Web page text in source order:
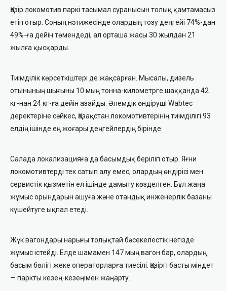
Қазір локомотив паркі тасымал сұранысын толық қамтамасыз
етіп отыр. Соның нәтижесінде олардың тозу деңгейі 74%-дан
49%-ға дейін төмендеді, ал орташа жасы 30 жылдан 21
жылға қысқарды.
Тиімділік көрсеткіштері де жақсарған. Мысалы, дизель
отынының шығыны 10 мың тонна-километрге шаққанда 42
кг-нан 24 кг-ға дейін азайды. Әлемдік өндіруші Wabtec
деректеріне сәйкес, Қазақстан локомотивтерінің тиімділігі 93
елдің ішінде ең жоғары деңгейлердің бірінде.
Салада локализацияға да басымдық беріліп отыр. Яғни
локомотивтерді тек сатып алу емес, олардың өндірісі мен
сервистік қызметін ел ішінде дамыту көзделген. Бұл жаңа
жұмыс орындарын ашуға және отандық инженерлік базаны
күшейтуге ықпал етеді.
Жүк вагондары нарығы толықтай бәсекелестік негізде
жұмыс істейді. Елде шамамен 147 мың вагон бар, олардың
басым бөлігі жеке операторларға тиесілі. Қазіргі басты міндет
— паркты кезең-кезеңімен жаңарту.